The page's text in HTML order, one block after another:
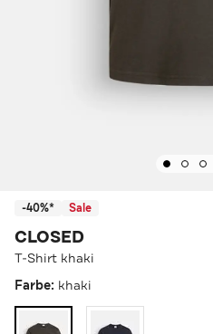
-40%* Sale
CLOSED
T-Shirt khaki
Farbe: khaki